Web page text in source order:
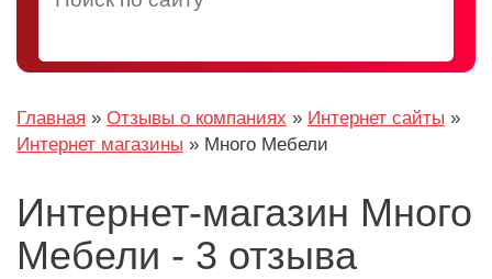
Главная » Отзывы о компаниях » Интернет сайты »
Интернет магазины » Много Мебели
Интернет-магазин Много
Мебели - 3 отзыва